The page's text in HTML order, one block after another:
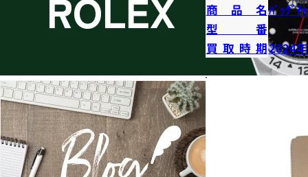
商品名ﾊﾞｯｸﾞﾁ
型番
買取時期2024